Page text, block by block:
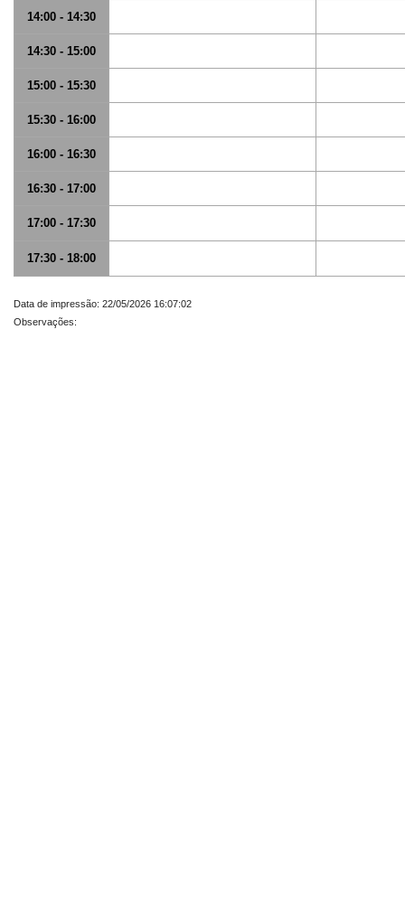
14:00 - 14:30
14:30 - 15:00
15:00 - 15:30
15:30 - 16:00
16:00 - 16:30
16:30 - 17:00
17:00 - 17:30
17:30 - 18:00
Data de impressão: 22/05/2026 16:07:02
Observações: